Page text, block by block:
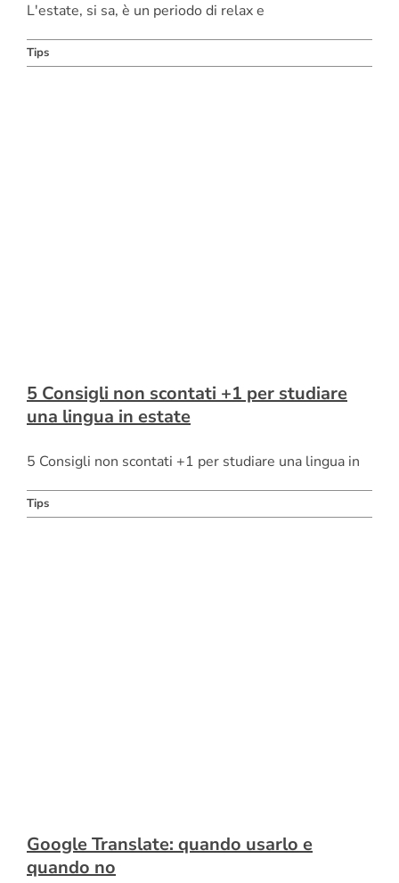
L'estate, si sa, è un periodo di relax e
Tips
5 Consigli non scontati +1 per studiare
una lingua in estate
5 Consigli non scontati +1 per studiare una lingua in
Tips
Google Translate: quando usarlo e
quando no